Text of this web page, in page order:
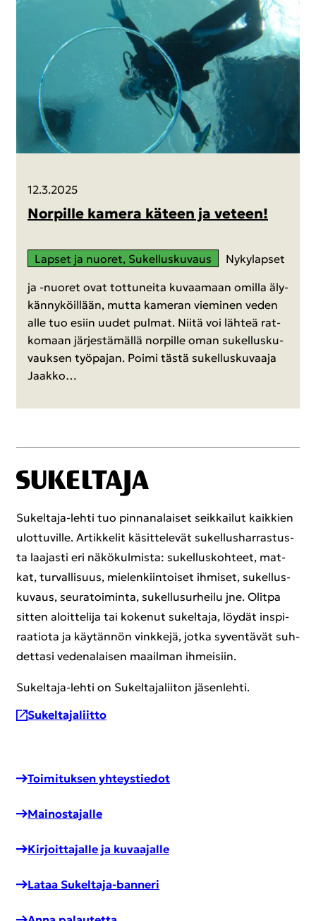
12.3.2025
Nor­pil­le ka­me­ra kä­teen ja ve­teen!
Lap­set ja nuo­ret, Su­kel­lus­ku­vaus Ny­ky­lap­set
ja -​nuoret ovat tot­tu­nei­ta ku­vaa­maan omil­la äly­
kän­ny­köil­lään, mutta ka­me­ran vie­mi­nen veden
alle tuo esiin uudet pul­mat. Niitä voi läh­teä rat­
ko­maan jär­jes­tä­mäl­lä nor­pil­le oman su­kel­lus­ku­
vauk­sen työ­pa­jan. Poimi tästä su­kel­lus­ku­vaa­ja
Jaak­ko…
Sukeltaja-​lehti tuo pin­na­na­lai­set seik­kai­lut kaik­kien
ulot­tu­vil­le. Ar­tik­ke­lit kä­sit­te­le­vät su­kel­lus­har­ras­tus­
ta laa­jas­ti eri nä­kö­kul­mis­ta: su­kel­lus­koh­teet, mat­
kat, tur­val­li­suus, mie­len­kiin­toi­set ih­mi­set, su­kel­lus­
ku­vaus, seu­ra­toi­min­ta, su­kel­lusur­hei­lu jne. Olit­pa
sit­ten aloit­te­li­ja tai ko­ke­nut su­kel­ta­ja, löy­dät ins­pi­
raa­tio­ta ja käy­tän­nön vink­ke­jä, jotka sy­ven­tä­vät suh­
det­ta­si ve­de­na­lai­sen maa­il­man ih­mei­siin.
Sukeltaja-​lehti on Su­kel­ta­ja­lii­ton jä­sen­leh­ti.
Su­kel­ta­ja­liit­to
Toi­mi­tuk­sen yh­teys­tie­dot
Mai­nos­ta­jal­le
Kir­joit­ta­jal­le ja ku­vaa­jal­le
Lataa Sukeltaja-​banneri